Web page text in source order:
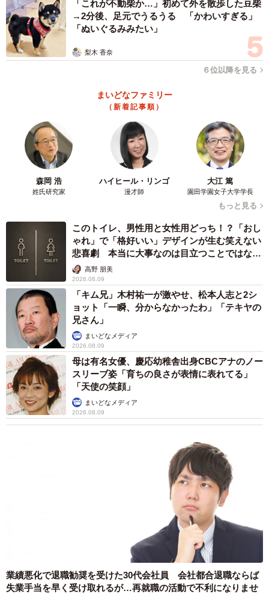
ア。何気ない日常の一コマが、多くの人の心をくすぐった
ようです。
旅行用にベビーカーを買ったら箱は長男がロボットにして
(?)本体は猫が使っててなんか思ってたのと違う
pic.twitter.com/Qpn47iEuqd
— Kazu.net@norway🇳🇴 (@WalkingtheNorth)September
10, 2025
「これが不動柴か…」初めて外を散歩した豆柴
→2分後、足元でうるうる 「かわいすぎる」
「ぬいぐるみみたい」
梨木 香奈
６位以降を見る
まいどなファミリー
（新着記事順）
森岡 浩
姓氏研究家
ハイヒール・リンゴ
漫才師
大江 篤
園田学園女子大学学長
もっと見る
このトイレ、男性用と女性用どっち！？「おし
ゃれ」で「格好いい」デザインが生む笑えない
悲喜劇 本当に大事なのは目立つことではな
く…高野 朋美
2026.08.09
「キム兄」木村祐一が激やせ、松本人志と2シ
ョット「一瞬、分からなかったわ」「テキヤの
兄さん」
まいどなメディア
2026.08.09
母は有名女優、慶応幼稚舎出身CBCアナのノー
スリーブ姿「育ちの良さが表情に表れてる」
「天使の笑顔」
まいどなメディア
2026.08.09
業績悪化で退職勧奨を受けた30代会社員 会社都合退職ならば
失業手当を早く受け取れるが…再就職の活動で不利になりませ